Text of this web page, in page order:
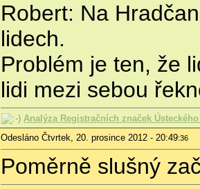
Robert: Na
lidech.
Problém je ten, že
lidi mezi sebou
Analýza Registračních značek
Odesláno Čtvrtek, 20. prosince 2012 - 20:49:36
Poměrně slušný